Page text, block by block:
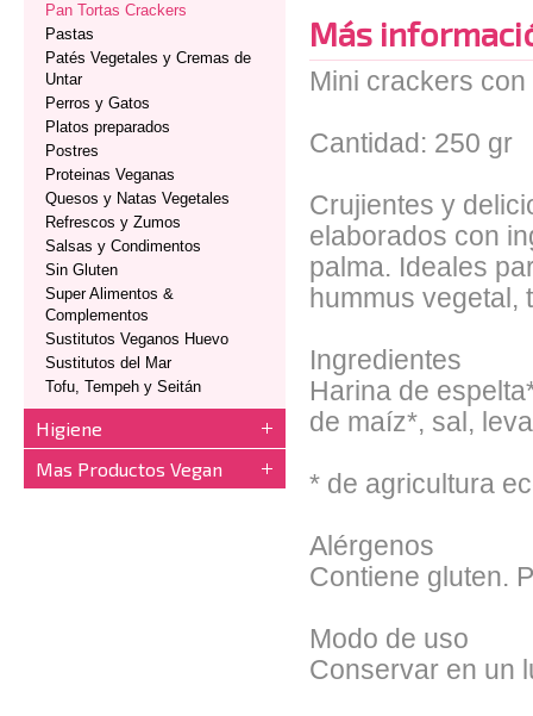
Pan Tortas Crackers
Pastas
Patés Vegetales y Cremas de
Untar
Perros y Gatos
Platos preparados
Postres
Proteinas Veganas
Quesos y Natas Vegetales
Refrescos y Zumos
Salsas y Condimentos
Sin Gluten
Super Alimentos &
Complementos
Sustitutos Veganos Huevo
Sustitutos del Mar
Tofu, Tempeh y Seitán
Higiene
Mas Productos Vegan
Más
Mini crackers
Cantidad: 250 gr
Crujientes y
elaborados con
palma. Ideales
hummus
Ingredientes
Harina de
de maíz*, sal,
* de agricultura
Alérgenos
Contiene gluten.
Modo de uso
Conservar en un